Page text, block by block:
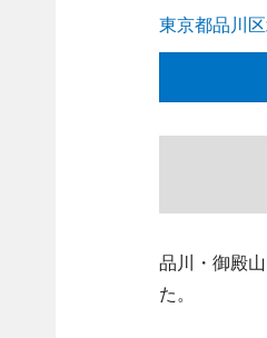
東京都品川
品川・御殿
た。